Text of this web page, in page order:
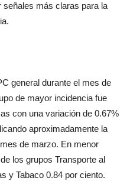
señales más claras para la
general durante el mes de
de mayor incidencia fue
con una variación de 0.67%
aproximadamente la
de marzo. En menor
los grupos Transporte al
y Tabaco 0.84 por ciento.